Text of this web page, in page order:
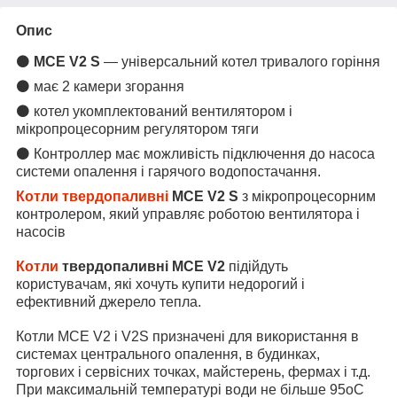
Опис
⚫ MCE V2 S ― універсальний котел тривалого горіння
⚫ має 2 камери згорання
⚫ котел укомплектований вентилятором і
мікропроцесорним регулятором тяги
⚫ Контроллер має можливість підключення до насоса
системи опалення і гарячого водопостачання.
Котли твердопаливні MCE V2 S з мікропроцесорним
контролером, який управляє роботою вентилятора і
насосів
Котли твердопаливні MCE V2 підійдуть
користувачам, які хочуть купити недорогий і
ефективний джерело тепла.
Котли MCE V2 і V2S призначені для використання в
системах центрального опалення, в будинках,
торгових і сервісних точках, майстерень, фермах і т.д.
При максимальній температурі води не більше 95оC